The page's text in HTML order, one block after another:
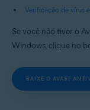
Verificação de vírus
Se você não tiver o
Windows, clique no
BAIXE O AVAST